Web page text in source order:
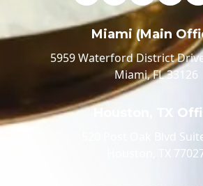
Miami (Main
5959 Waterford District
Miami, FL 33126
Houston, TX
520 Post Oak Blvd
Houston, TX